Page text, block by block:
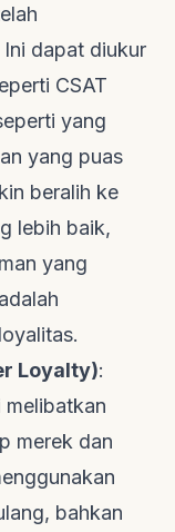
dapat diukur
CSAT
yang
yang puas
beralih ke
lebih baik,
yang
Loyalty):
melibatkan
merek dan
bahkan